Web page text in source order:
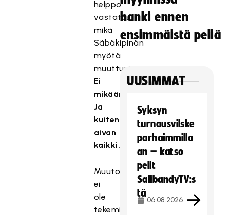
helppo
vastata:
mikä
Säbäkipinän
myötä
muuttuu?
Ei
mikään.
Ja
kuitenkin
aivan
kaikki.
Muutos
ei
ole
tekemisen
hanki ennen
ensimmäistä peliä
UUSIMMAT
Syksyn
turnausvilske
parhaimmilla
an – katso
pelit
SalibandyTV:s
tä
06.08.2026